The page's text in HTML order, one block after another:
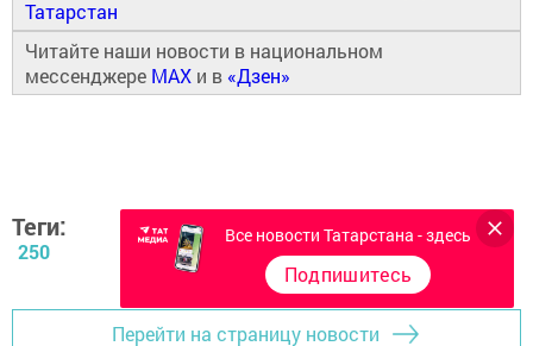
Татарстан
Читайте наши новости в национальном
мессенджере MAX и в «Дзен»
Теги:
250
Перейти на страницу новости
Все новости Татарстана - здесь
Подпишитесь